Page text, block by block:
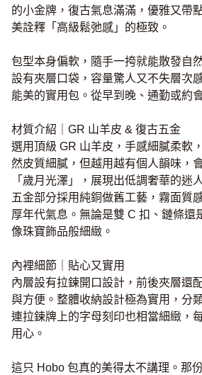
的小金牌，復古氣息滿滿，優雅又帶
美詮釋「高級鬆弛感」的極致。
包型本身偏軟，隨手一挎就能散發自
設有夾層口袋，容量驚人又不失層次
能美的實用包。從早到晚、通勤或約
材質介紹｜GR 山羊皮 & 復古五金
選用頂級 GR 山羊皮，手感細膩柔軟
然皮質細膩，但越用越有個人韻味，
「歲月光澤」，展現出低調奢華的迷
五金部分採用純銅做舊工藝，霧面質
厚年代氣息。無論是雙 C 扣、鏈條還
像珠寶飾品般細緻。
內裡細節｜貼心又實用
內層設有拉鍊開口設計，前後夾層還
與方便。整體收納設計極為實用，分
連拉鍊牌上的字母刻印也相當細緻，
用心。
這只 Hobo 包真的美得太不講理。那